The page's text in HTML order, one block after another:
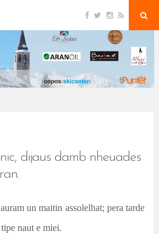
c
o
o
i
e
r
s
t
a
g
r
m
R
S
a
dijaus damb nheuades
un maitin assolelhat; pera tarde
naut e miei.